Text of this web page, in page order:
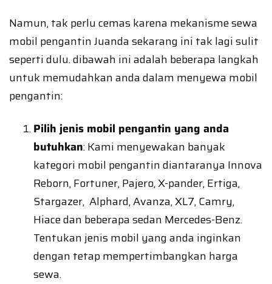
Namun, tak perlu cemas karena mekanisme sewa
mobil pengantin Juanda sekarang ini tak lagi sulit
seperti dulu. dibawah ini adalah beberapa langkah
untuk memudahkan anda dalam menyewa mobil
pengantin:
Pilih jenis mobil pengantin yang anda
butuhkan: Kami menyewakan banyak
kategori mobil pengantin diantaranya Innova
Reborn, Fortuner, Pajero, X-pander, Ertiga,
Stargazer, Alphard, Avanza, XL7, Camry,
Hiace dan beberapa sedan Mercedes-Benz.
Tentukan jenis mobil yang anda inginkan
dengan tetap mempertimbangkan harga
sewa.